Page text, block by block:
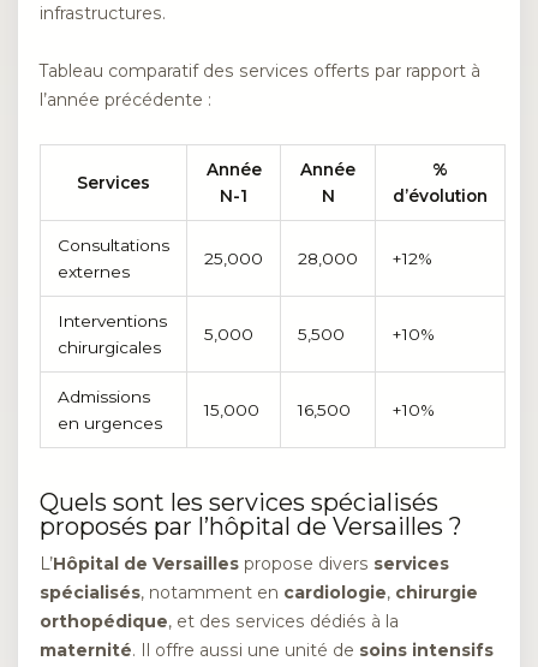
infrastructures.
Tableau comparatif des services offerts par rapport à
l’année précédente :
Services
Année
N-1
Année
N
%
d’évolution
Consultations
externes
25,000 28,000 +12%
Interventions
chirurgicales
5,000 5,500 +10%
Admissions
en urgences
15,000 16,500 +10%
Quels sont les services spécialisés
proposés par l’hôpital de Versailles ?
L’Hôpital de Versailles propose divers services
spécialisés, notamment en cardiologie, chirurgie
orthopédique, et des services dédiés à la
maternité. Il offre aussi une unité de soins intensifs